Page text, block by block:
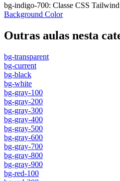
bg-indigo-700: Classe CSS
Background Color
Outras aulas nesta
bg-transparent
bg-current
bg-black
bg-white
bg-gray-100
bg-gray-200
bg-gray-300
bg-gray-400
bg-gray-500
bg-gray-600
bg-gray-700
bg-gray-800
bg-gray-900
bg-red-100